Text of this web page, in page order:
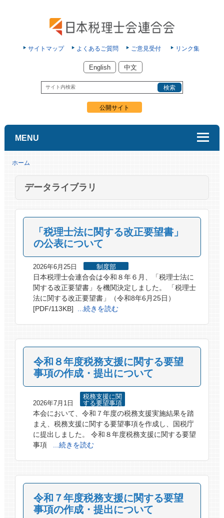
サイトマップ よくあるご質問 ご意見受付 リンク集
English 中文
公開サイト
MENU
ホーム
データライブラリ
「税理士法に関する改正要望書」
の公表について
2026年6月25日 制度部
日本税理士会連合会は令和８年６月、「税理士法に
関する改正要望書」を機関決定しました。 「税理士
法に関する改正要望書」（令和8年6月25日）
[PDF/113KB]
...続きを読む
令和８年度税務支援に関する要望
事項の作成・提出について
2026年7月1日
税務支援に関
する要望事項
本会において、令和７年度の税務支援実施結果を踏
まえ、税務支援に関する要望事項を作成し、国税庁
に提出しました。 令和８年度税務支援に関する要望
事項
...続きを読む
令和７年度税務支援に関する要望
事項の作成・提出について